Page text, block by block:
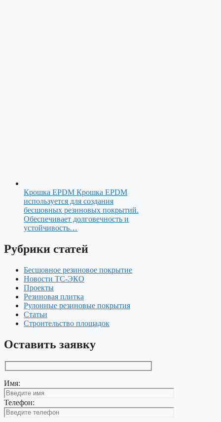
Крошка EPDM Крошка EPDM
используется для создания
бесшовных резиновых покрытий.
Обеспечивает долговечность и
устойчивость…
Рубрики статей
Бесшовное резиновое покрытие
Новости ТС-ЭКО
Проекты
Резиновая плитка
Рулонные резиновые покрытия
Статьи
Строительство площадок
Оставить заявку
Имя:
Телефон: